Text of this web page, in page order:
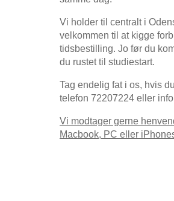
Vi holder til centralt i
velkommen til at kigge
tidsbestilling. Jo før du
du rustet til studiestart.
Tag endelig fat i os, hvis
telefon 72207224 eller
Vi modtager gerne
Macbook, PC eller